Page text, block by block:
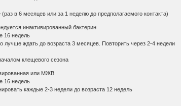
в 6 месяцев или за 1 неделю до предполагаемого контакта)
инактивированный бактерин
16 недель
лучше ждать до возраста 3 месяцев. Повторить через 2-4 недели
клещевого сезона
или МЖВ
16 недель
каждые 2-3 недели до возраста 12 недель